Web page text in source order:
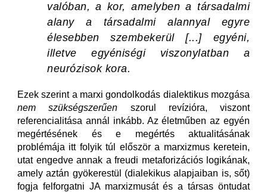
valóban, a kor, amelyben a társadalmi
alany a társadalmi alannyal egyre
élesebben szembekerül [...] egyéni,
illetve egyéniségi viszonylatban a
neurózisok kora.
Ezek szerint a marxi gondolkodás dialektikus mozgása
nem szükségszerűen szorul revízióra, viszont
referencialitása annál inkább. Az életműben az egyén
megértésének és e megértés aktualitásának
problémája itt folyik túl először a marxizmus keretein,
utat engedve annak a freudi metaforizációs logikának,
amely aztán gyökerestül (dialekikus alapjaiban is, sőt)
fogja felforgatni JA marxizmusát és a társas öntudat